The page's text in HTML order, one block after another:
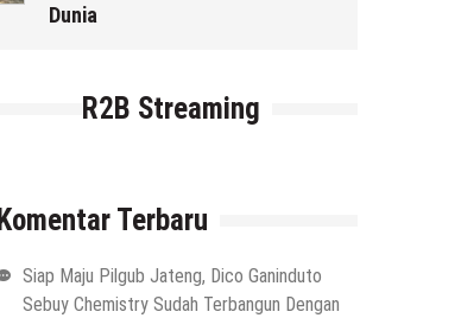
R2B Streaming
Komentar Terbaru
Siap Maju Pilgub Jateng, Dico Ganinduto
Sebuy Chemistry Sudah Terbangun Dengan